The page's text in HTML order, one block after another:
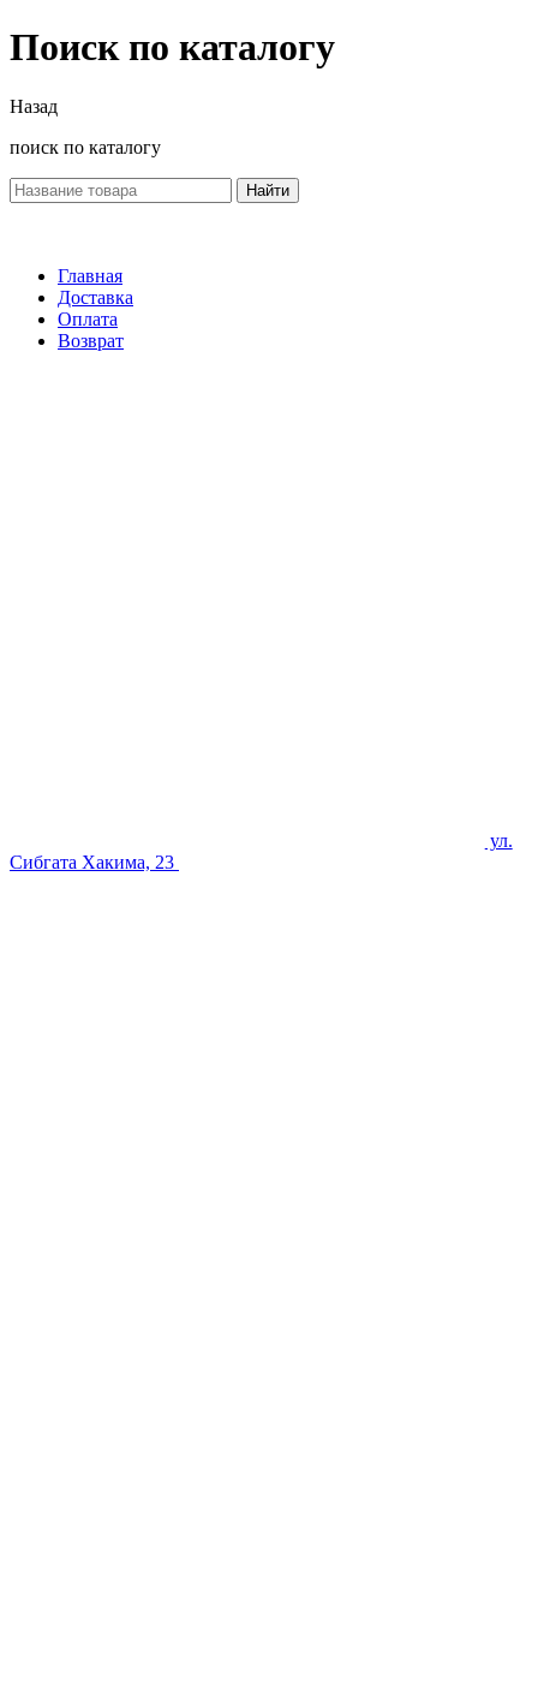
Поиск по каталогу
Назад
поиск по каталогу
Найти
Главная
Доставка
Оплата
Возврат
ул.
Сибгата Хакима, 23